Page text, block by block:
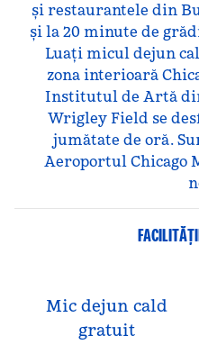
și restaurantele din
și la 20 minute de
Luați micul dejun
zona interioară
Institutul de Artă
Wrigley Field se
jumătate de oră.
Aeroportul Chicago
Mic dejun cald
gratuit